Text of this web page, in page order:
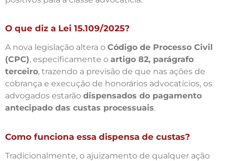
O que diz a Lei 15.109/2025?
A nova legislação altera o Código de Processo Civil
(CPC), especificamente o artigo 82, parágrafo
terceiro, trazendo a previsão de que nas ações de
cobrança e execução de honorários advocatícios, os
advogados estarão dispensados do pagamento
antecipado das custas processuais.
Como funciona essa dispensa de custas?
Tradicionalmente, o ajuizamento de qualquer ação